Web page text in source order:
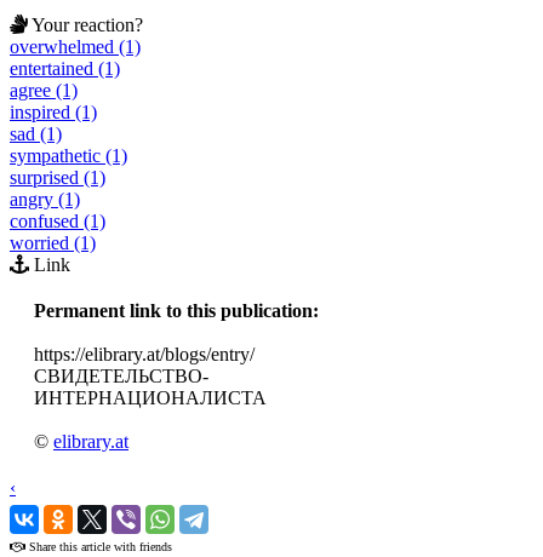
Your reaction?
overwhelmed (1)
entertained (1)
agree (1)
inspired (1)
sad (1)
sympathetic (1)
surprised (1)
angry (1)
confused (1)
worried (1)
Link
Permanent link to this publication:
https://elibrary.at/blogs/entry/
СВИДЕТЕЛЬСТВО-
ИНТЕРНАЦИОНАЛИСТА
© elibrary.at
‹
›
Share this article with friends